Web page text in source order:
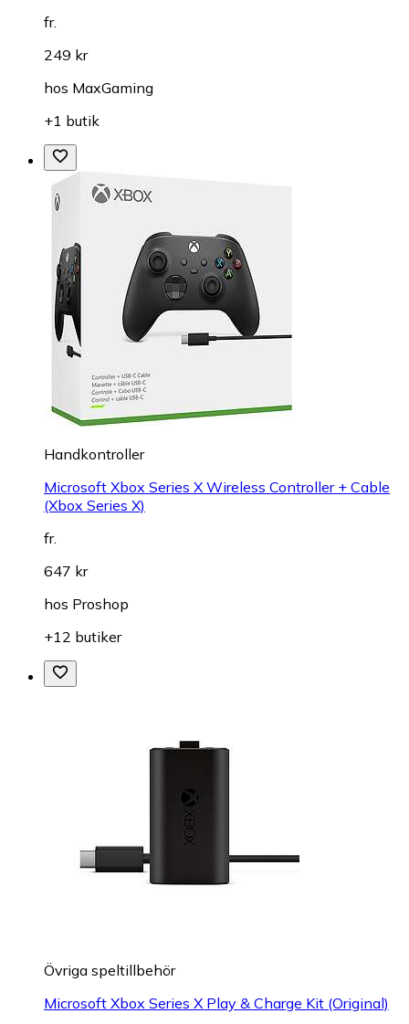
fr.
249 kr
hos MaxGaming
+1 butik
Handkontroller
Microsoft Xbox Series X Wireless Controller + Cable
(Xbox Series X)
fr.
647 kr
hos Proshop
+12 butiker
Övriga speltillbehör
Microsoft Xbox Series X Play & Charge Kit (Original)